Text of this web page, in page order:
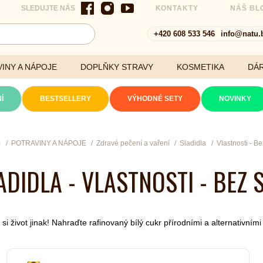
SLEDUJTE NÁS KONTAKTY NÁŠ
+420 608 533 546
A NÁPOJE
Cereálie a vločky
DOPLŇKY STRAVY KOSMETIKA
BESTSELLERY VÝHODNÉ SETY NOVINKY
POTRAVINY A NÁPOJE Zdravé pečení a vaření Sladidla Vlastnosti -
- VLASTNOSTI - BEZ
život jinak! Nahraďte rafinovaný bílý cukr přírodními a alternativními